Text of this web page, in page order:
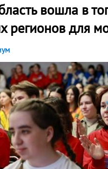
вошла в
регионов для